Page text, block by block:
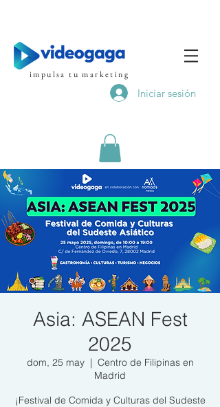
impulsa tu marketing
Iniciar sesión
Asia: ASEAN Fest
2025
dom, 25 may
  |
Centro de Filipinas en
Madrid
¡Festival de Comida y Culturas del Sudeste